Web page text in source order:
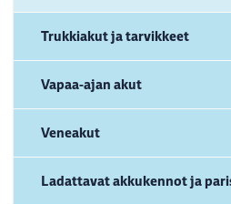
Trukkiakut ja tarvikkeet
Vapaa-ajan akut
Veneakut
Ladattavat akkukennot ja